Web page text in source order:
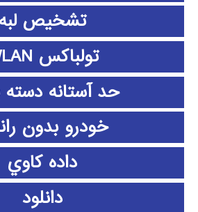
تشخیص لبه
تولباکس WLAN
حد آستانه
خودرو بدون
داده كاوي
دانلود